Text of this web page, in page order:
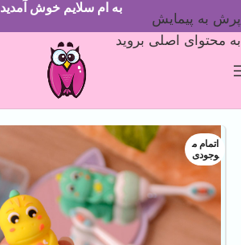
پرش به پیمایش
به محتوای اصلی بروید
به ام سلایم خوش آمدید
اتمام م
وجودی